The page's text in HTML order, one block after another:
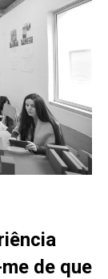
de que